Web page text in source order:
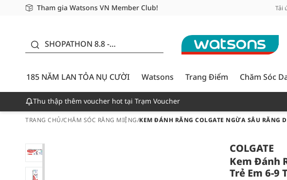
Tham gia Watsons VN Member Club!
Miễn phí giao hàng cho đơn hàng từ 249,000Đ
Giao hàng nhanh 24h - Áp dụng khu vực TP. Hồ Chí Minh Tải
SHOPATHON 8.8 -
CƯỜI - GIẢM ĐẾN
50%
185 NĂM LAN TỎA NỤ CƯỜI
Watsons Trang Điểm Chăm Sóc
Thu thập thêm voucher hot tại Trạm Voucher
TRANG CHỦ/CHĂM SÓC RĂNG MIỆNG/KEM ĐÁNH RĂNG COLGATE NGỪA SÂU RĂNG
COLGATE
Kem Đánh
Trẻ Em 6-9